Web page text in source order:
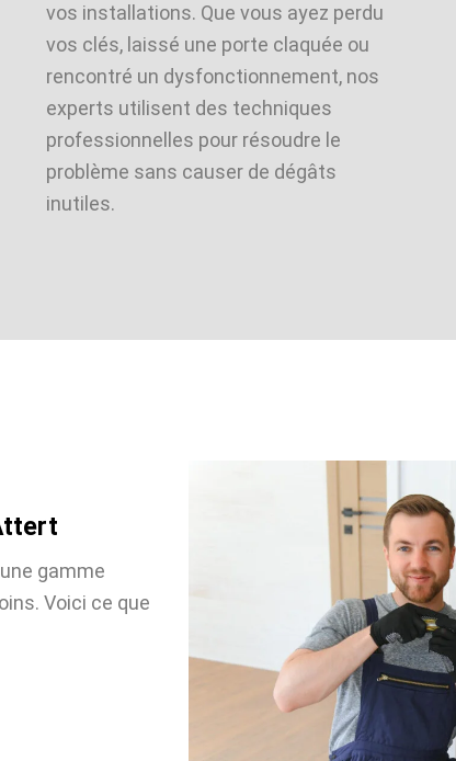
vos installations. Que vous ayez perdu
vos clés, laissé une porte claquée ou
rencontré un dysfonctionnement, nos
experts utilisent des techniques
professionnelles pour résoudre le
problème sans causer de dégâts
inutiles.
gamme
Voici ce que